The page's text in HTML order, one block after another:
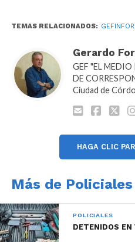
Al acto de cierre, asistió el
congreso personal del
tácticas.
TEMAS RELACIONADOS:
Gerardo
GEF "EL
DE
Ciudad de
HAGA CLIC
Más de Policiales
POLICIALES
DETENIDOS EN